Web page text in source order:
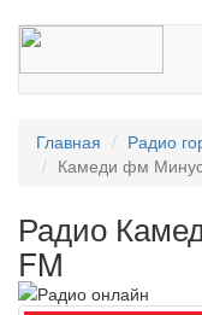
Главная Радио
Камеди фм
Радио
FM